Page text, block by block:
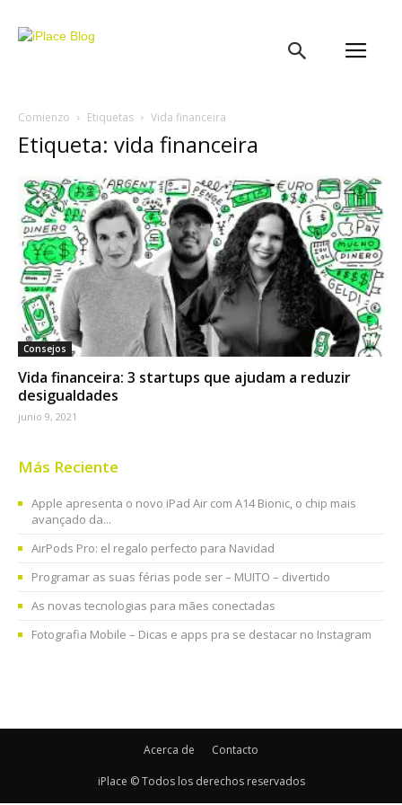
Comienzo Etiquetas Vida financeira
Etiqueta: vida financeira
Consejos
Vida financeira: 3 startups que ajudam a reduzir
desigualdades
junio 9, 2021
Más Reciente
Apple apresenta o novo iPad Air com A14 Bionic, o chip mais
avançado da...
AirPods Pro: el regalo perfecto para Navidad
Programar as suas férias pode ser – MUITO – divertido
As novas tecnologias para mães conectadas
Fotografia Mobile – Dicas e apps pra se destacar no Instagram
Acerca de Contacto
iPlace © Todos los derechos reservados